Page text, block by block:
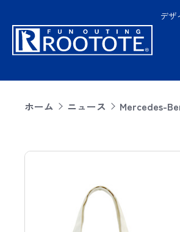
デ
ホーム ニュース Mercedes-